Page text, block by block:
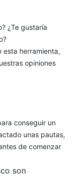
¿Te gustaría
esta herramienta,
opiniones
conseguir un
unas pautas,
de comenzar
son